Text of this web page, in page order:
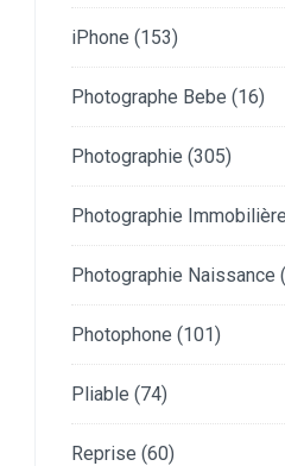
iPhone (153)
Photographe Bebe (16)
Photographie (305)
Photographie Immobilière
Photographie Naissance
Photophone (101)
Pliable (74)
Reprise (60)